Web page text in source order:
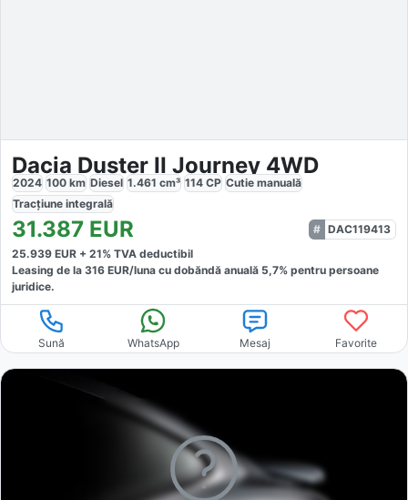
Dacia Duster II Journey 4WD
2024 100 km Diesel 1.461 cm³ 114 CP Cutie manuală
Tracțiune integrală
31.387 EUR
DAC119413
25.939 EUR + 21% TVA deductibil
Leasing de la 316 EUR/luna cu dobăndă anuală 5,7% pentru persoane
juridice.
Sună WhatsApp Mesaj Favorite